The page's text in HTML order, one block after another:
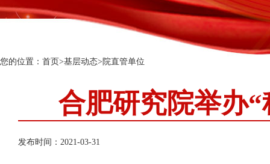
您的位置： 首页>基层动态> 院直管单位
合肥研究院举办
发布时间：2021-03-31